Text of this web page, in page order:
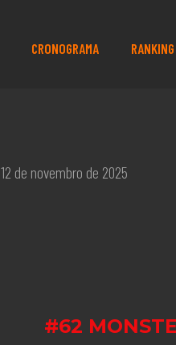
CRONOGRAMA
12 de novembro de 2025
#62